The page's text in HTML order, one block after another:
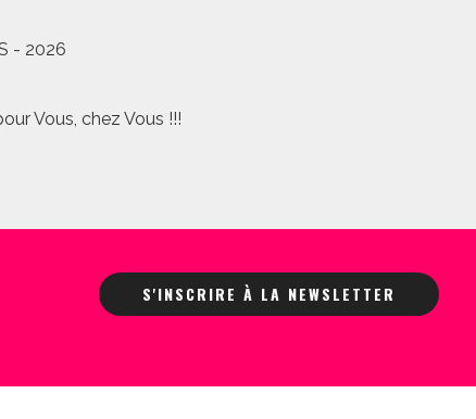
- 2026
Vous, chez Vous !!!
S'INSCRIRE À LA NEWSLETTER